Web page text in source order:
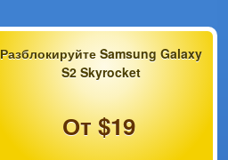
Разблокируйте Samsung Galaxy
S2 Skyrocket
От $19